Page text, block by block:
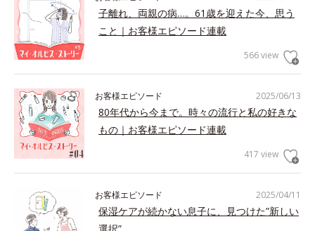
子離れ、両親の病…。61歳を迎えた今、思う
こと｜お客様エピソード連載
566 view
2025/06/13
お客様エピソード
80年代から今まで。時々の流行と私の好きな
もの｜お客様エピソード連載
417 view
2025/04/11
お客様エピソード
保湿ケアが続かない息子に、見つけた”新しい